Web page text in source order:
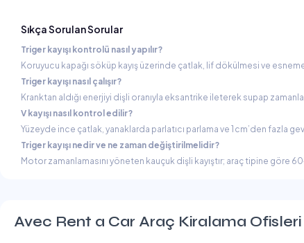
Sıkça Sorulan Sorular
Triger kayışı kontrolü nasıl yapılır?
Koruyucu kapağı söküp kayış üzerinde çatlak, lif dökülmesi ve
Triger kayışı nasıl çalışır?
Kranktan aldığı enerjiyi dişli oranıyla eksantrike ileterek supap
V kayışı nasıl kontrol edilir?
Yüzeyde ince çatlak, yanaklarda parlatıcı parlama ve 1 cm’den fazla
Triger kayışı nedir ve ne zaman değiştirilmelidir?
Motor zamanlamasını yöneten kauçuk dişli kayıştır; araç tipine göre
Avec Rent a Car Araç Kiralama Ofisleri